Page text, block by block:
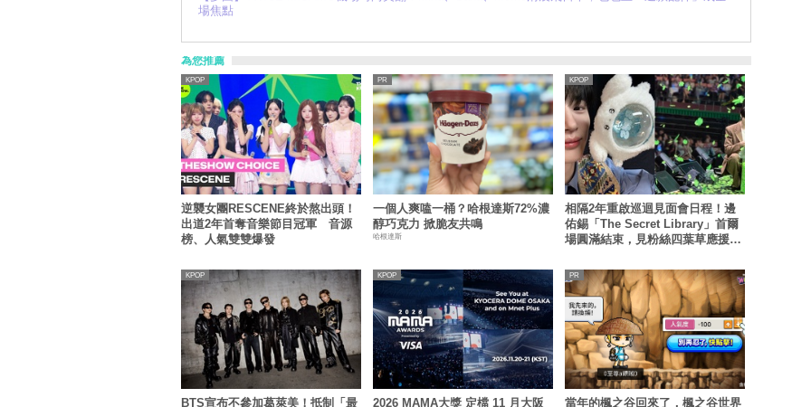
場焦點
為您推薦
逆襲女團RESCENE終於熬出頭！
出道2年首奪音樂節目冠軍 音源
榜、人氣雙雙爆發
KPOP
一個人爽嗑一桶？哈根達斯72%濃
醇巧克力 掀脆友共鳴
哈根達斯
相隔2年重啟巡迴見面會日程！邊
佑錫「The Secret Library」首爾
場圓滿結束，見粉絲四葉草應援淚
KPOP
BTS宣布不參加葛萊美！抵制「最
KPOP
2026 MAMA大獎 定檔 11 月大阪
KPOP
當年的楓之谷回來了，楓之谷世界